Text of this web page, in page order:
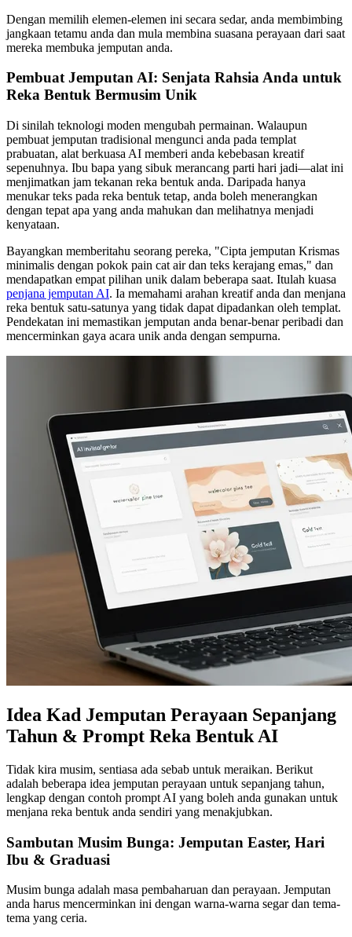
Dengan memilih elemen-elemen ini secara sedar, anda membimbing
jangkaan tetamu anda dan mula membina suasana perayaan dari saat
mereka membuka jemputan anda.
Pembuat Jemputan AI: Senjata Rahsia Anda untuk
Reka Bentuk Bermusim Unik
Di sinilah teknologi moden mengubah permainan. Walaupun
pembuat jemputan tradisional mengunci anda pada templat
prabuatan, alat berkuasa AI memberi anda kebebasan kreatif
sepenuhnya. Ibu bapa yang sibuk merancang parti hari jadi—alat ini
menjimatkan jam tekanan reka bentuk anda. Daripada hanya
menukar teks pada reka bentuk tetap, anda boleh menerangkan
dengan tepat apa yang anda mahukan dan melihatnya menjadi
kenyataan.
Bayangkan memberitahu seorang pereka, "Cipta jemputan Krismas
minimalis dengan pokok pain cat air dan teks kerajang emas," dan
mendapatkan empat pilihan unik dalam beberapa saat. Itulah kuasa
penjana jemputan AI. Ia memahami arahan kreatif anda dan menjana
reka bentuk satu-satunya yang tidak dapat dipadankan oleh templat.
Pendekatan ini memastikan jemputan anda benar-benar peribadi dan
mencerminkan gaya acara unik anda dengan sempurna.
Idea Kad Jemputan Perayaan Sepanjang
Tahun & Prompt Reka Bentuk AI
Tidak kira musim, sentiasa ada sebab untuk meraikan. Berikut
adalah beberapa idea jemputan perayaan untuk sepanjang tahun,
lengkap dengan contoh prompt AI yang boleh anda gunakan untuk
menjana reka bentuk anda sendiri yang menakjubkan.
Sambutan Musim Bunga: Jemputan Easter, Hari
Ibu & Graduasi
Musim bunga adalah masa pembaharuan dan perayaan. Jemputan
anda harus mencerminkan ini dengan warna-warna segar dan tema-
tema yang ceria.